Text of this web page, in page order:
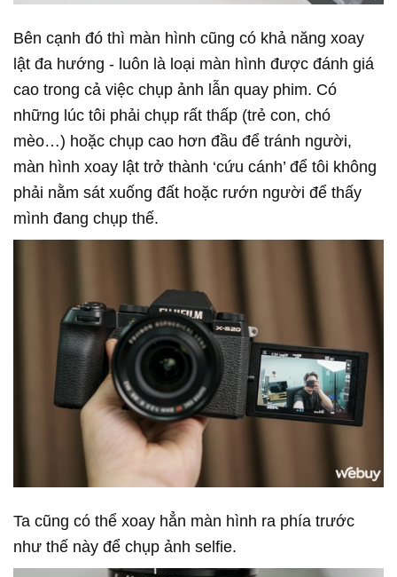
Bên cạnh đó thì màn hình cũng có khả năng xoay
lật đa hướng - luôn là loại màn hình được đánh giá
cao trong cả việc chụp ảnh lẫn quay phim. Có
những lúc tôi phải chụp rất thấp (trẻ con, chó
mèo…) hoặc chụp cao hơn đầu để tránh người,
màn hình xoay lật trở thành ‘cứu cánh’ để tôi không
phải nằm sát xuống đất hoặc rướn người để thấy
mình đang chụp thế.
Ta cũng có thể xoay hẳn màn hình ra phía trước
như thế này để chụp ảnh selfie.